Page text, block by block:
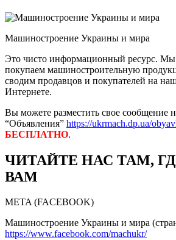
Машиностроение Украины и мира
Это чисто информационный ресурс. Мы
покупаем машиностроительную
сводим продавцов и покупателей на
Интернете.
Вы можете разместить свое сообщение
“Объявления” https://ukrmach.dp.ua/
БЕСПЛАТНО.
ЧИТАЙТЕ НАС ТАМ,
ВАМ
META (FACEBOOK)
Машиностроение Украины и мира
https://www.facebook.com/machukr/